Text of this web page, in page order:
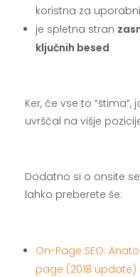
koristna za
je spletna stran
ključnih besed
Ker, če vse to
uvrščal na višje
Dodatno si o onsite
lahko preberete še:
On-Page SEO:
page (2018 update)